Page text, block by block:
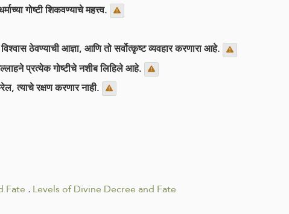
गोष्टी शिकवण्याचे महत्त्व.
ठेवण्याची आज्ञा, आणि तो सर्वोत्कृष्ट व्यवहार करणारा आहे.
प्रत्येक गोष्टीचे नशीब लिहिले आहे.
त्याचे रक्षण करणार नाही.
Fate .Levels of Divine Decree and Fate